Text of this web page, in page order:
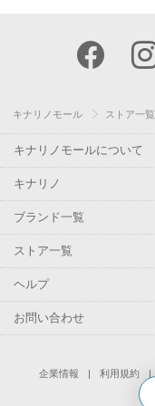
キナリノモール ストア一覧
キナリノモールについて
キナリノ
ブランド一覧
ストア一覧
ヘルプ
お問い合わせ
企業情報 利用規約